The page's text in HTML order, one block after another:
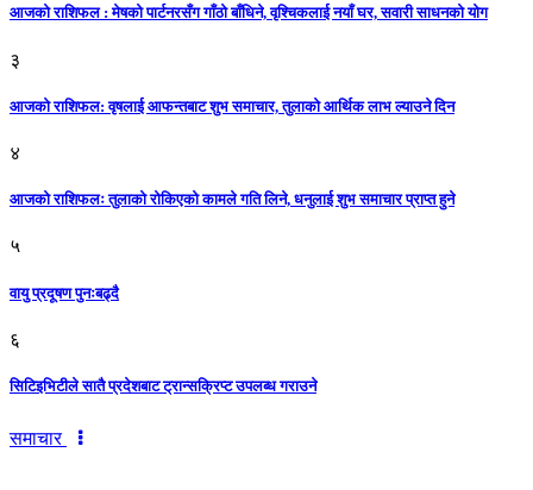
आजको राशिफल : मेषको पार्टनरसँग गाँठो बाँधिने, वृश्चिकलाई नयाँ घर, सवारी साधनकाे याेग
३
आजकाे राशिफल: वृषलाई आफन्तबाट शुभ समाचार, तुलाकाे आर्थिक लाभ ल्याउने दिन
४
आजको राशिफलः तुलाकाे रोकिएको कामले गति लिने, धनुलाई शुभ समाचार प्राप्त हुने
५
वायु प्रदूषण पुनःबढ्दै
६
सिटिइभिटीले सातै प्रदेशबाट ट्रान्सक्रिप्ट उपलब्ध गराउने
समाचार